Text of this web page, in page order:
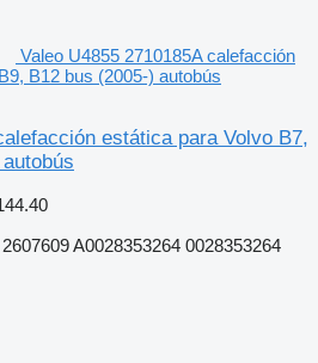
Valeo U4855 2710185A calefacción
B12 bus (2005-) autobús
estática para Volvo B7,
A0028353264 0028353264